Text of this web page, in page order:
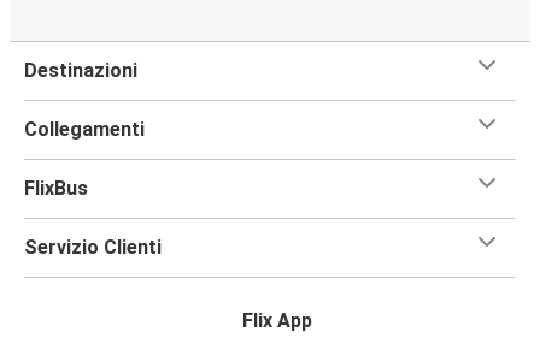
Destinazioni
Collegamenti
FlixBus
Servizio Clienti
Flix App